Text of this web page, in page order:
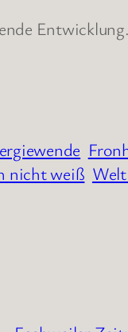
nicht weiß